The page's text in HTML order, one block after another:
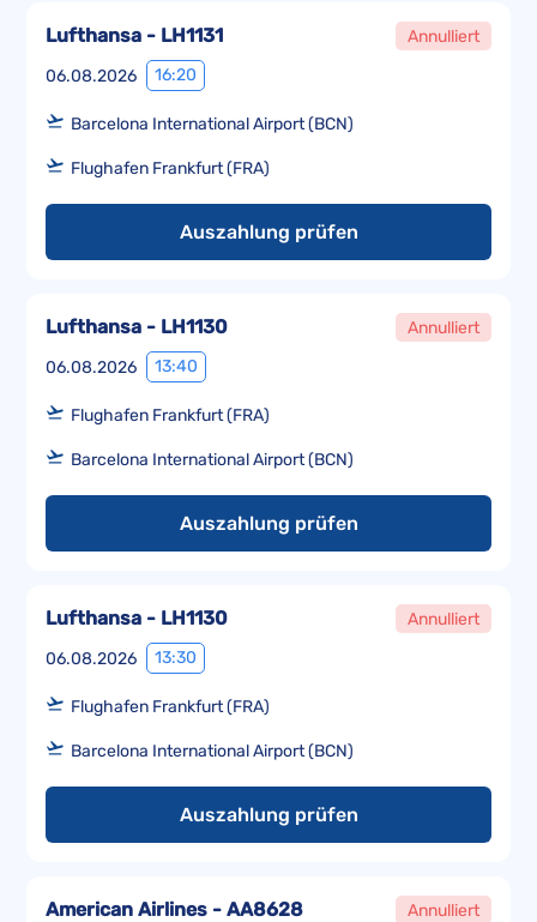
06.08.2026 16:20
Lufthansa - LH1131 Annulliert
Barcelona International Airport (BCN)
Flughafen Frankfurt (FRA)
Auszahlung prüfen
06.08.2026 13:40
Lufthansa - LH1130 Annulliert
Flughafen Frankfurt (FRA)
Barcelona International Airport (BCN)
Auszahlung prüfen
06.08.2026 13:30
Lufthansa - LH1130 Annulliert
Flughafen Frankfurt (FRA)
Barcelona International Airport (BCN)
Auszahlung prüfen
American Airlines - AA8628 Annulliert